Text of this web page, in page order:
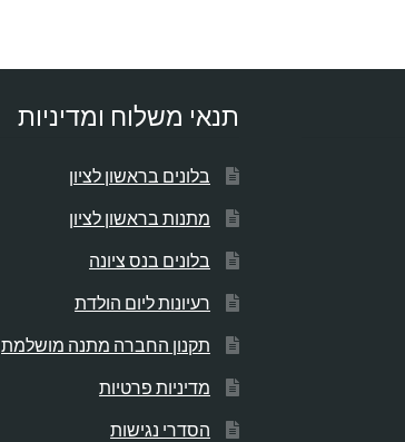
תנאי משלוח ומדיניות
בלונים בראשון לציון
מתנות בראשון לציון
בלונים בנס ציונה
רעיונות ליום הולדת
תקנון החברה מתנה מושלמת
מדיניות פרטיות
הסדרי נגישות